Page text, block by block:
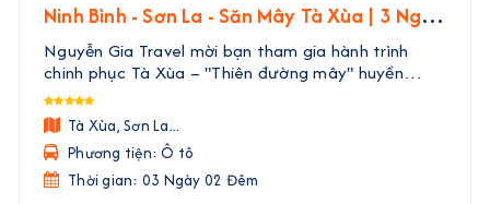
Ninh Bình - Sơn La - Săn Mây Tà Xùa | 3 Ngày
2 Đêm
Nguyễn Gia Travel mời bạn tham gia hành trình
chinh phục Tà Xùa – "Thiên đường mây" huyền
thoại của Tây Bắc. Trong 3 ngày 2 đêm, bạn sẽ
được rời xa phố thị ồn ào, đắm mình trong biển mây
bồng bềnh nh ...
Tà Xùa, Sơn La...
Phương tiện: Ô tô
Thời gian: 03 Ngày 02 Đêm